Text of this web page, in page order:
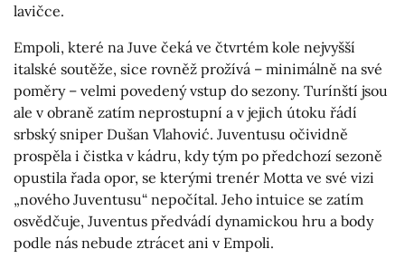
lavičce.
Empoli, které na Juve čeká ve čtvrtém kole nejvyšší
italské soutěže, sice rovněž prožívá – minimálně na své
poměry – velmi povedený vstup do sezony. Turínští jsou
ale v obraně zatím neprostupní a v jejich útoku řádí
srbský sniper Dušan Vlahović. Juventusu očividně
prospěla i čistka v kádru, kdy tým po předchozí sezoně
opustila řada opor, se kterými trenér Motta ve své vizi
„nového Juventusu“ nepočítal. Jeho intuice se zatím
osvědčuje, Juventus předvádí dynamickou hru a body
podle nás nebude ztrácet ani v Empoli.